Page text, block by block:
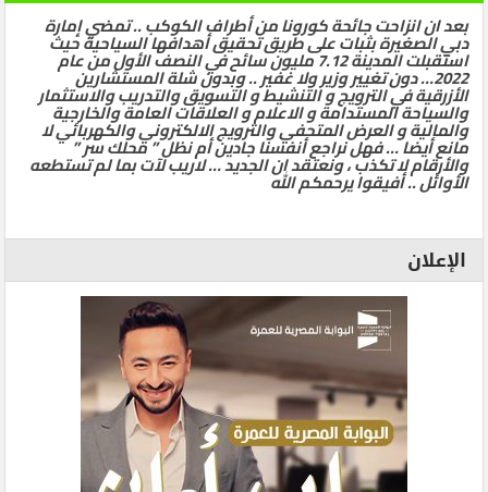
بعد ان انزاحت جائحة كورونا من أطراف الكوكب .. تمضي إمارة
دبي الصغيرة بثبات على طريق تحقيق أهدافها السياحية حيث
استقبلت المدينة 7.12 مليون سائح في النصف الأول من عام
2022… دون تغيير وزير ولا غفير .. وبدون شلة المستشارين
الأزرقية في الترويج و التنشيط و التسويق والتدريب والاستثمار
والسياحة المستدامة و الاعلام و العلاقات العامة والخارجية
والمالية و العرض المتحفي والترويج الالكتروني والكهربائي لا
مانع أيضا … فهل نراجع أنفسنا جادين أم نظل ” محلك سر ”
والأرقام لا تكذب ، ونعتقد ان الجديد … لاريب لآت بما لم تستطعه
الأوائل .. أفيقوا يرحمكم الله
الإعلان